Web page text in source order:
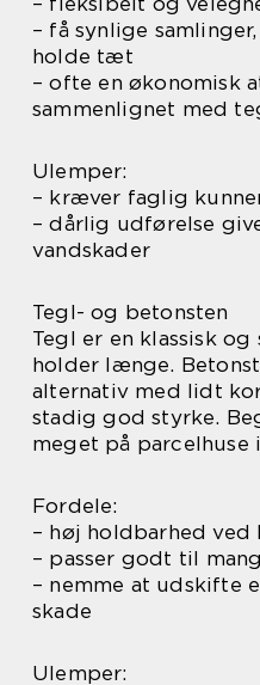
– få synlige
holde tæt
– ofte en økonomisk
sammenlignet med
Ulemper:
– kræver faglig
– dårlig udførelse
vandskader
Tegl- og betonsten
Tegl er en klassisk
holder længe.
alternativ med lidt
stadig god styrke.
meget på parcelhuse
Fordele:
– høj holdbarhed
– passer godt til
– nemme at udskifte
skade
Ulemper: